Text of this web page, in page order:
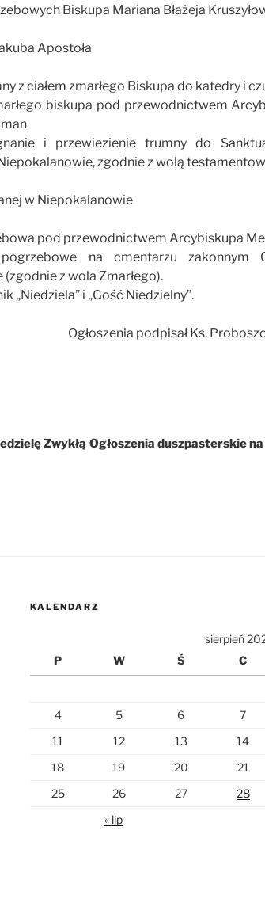
Biskupa Mariana Błażeja
Apostoła
z ciałem zmarłego Biskupa do katedry i
biskupa pod przewodnictwem
i przewiezienie trumny do
zgodnie z wolą
w Niepokalanowie
pod przewodnictwem Arcybiskupa
na cmentarzu zakonnym
z wola Zmarłego).
„Niedziela” i „Gość Niedzielny”.
Ogłoszenia podpisał Ks.
Zwykłą Ogłoszenia duszpasterskie
KALENDARZ
sierpień
P
W Ś C
4 5 6
7
11
12 13
14
18
19 20
21
25
26 27
28
« lip